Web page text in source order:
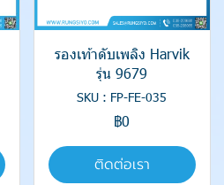
รองเท้าดับเพลิง Harvik
รุ่น 9679
SKU : FP-FE-035
฿0
ติดต่อเรา